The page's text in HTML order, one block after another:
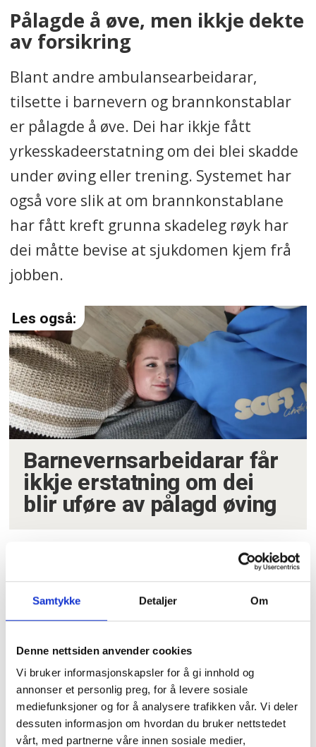
Samtykke Detaljer Om
Denne nettsiden anvender cookies
Vi bruker informasjonskapsler for å gi innhold og
annonser et personlig preg, for å levere sosiale
mediefunksjoner og for å analysere trafikken vår. Vi deler
dessuten informasjon om hvordan du bruker nettstedet
vårt, med partnerne våre innen sosiale medier,
Pålagde å øve, men ikkje dekte
av forsikring
Blant andre ambulansearbeidarar,
tilsette i barnevern og brannkonstablar
er pålagde å øve. Dei har ikkje fått
yrkesskadeerstatning om dei blei skadde
under øving eller trening. Systemet har
også vore slik at om brannkonstablane
har fått kreft grunna skadeleg røyk har
dei måtte bevise at sjukdomen kjem frå
jobben.
Barnevernsarbeidarar får
ikkje erstatning om dei
blir uføre av pålagd øving
TAKKAR:SV-leiar Kirsti Bergstø helser på og